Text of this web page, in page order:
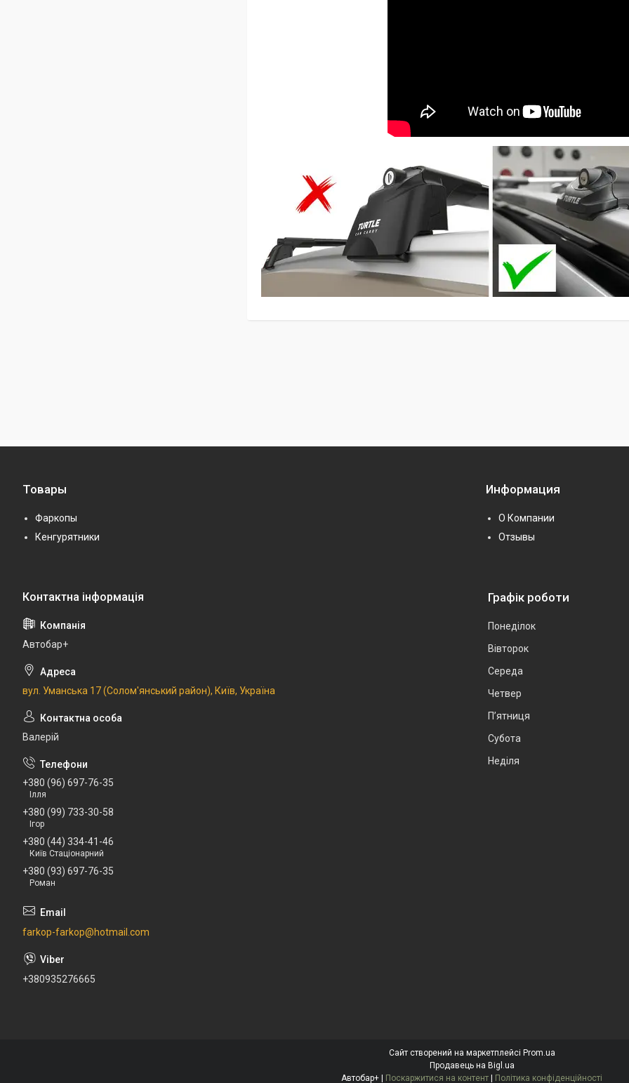
Товары
Фаркопы
Кенгурятники
Информация
О Компании
Отзывы
Автобар+
вул. Уманська 17 (Солом'янський район), Київ, Україна
Валерій
+380 (96) 697-76-35
Ілля
+380 (99) 733-30-58
Ігор
+380 (44) 334-41-46
Київ Стаціонарний
+380 (93) 697-76-35
Роман
farkop-farkop@hotmail.com
+380935276665
Графік роботи
Понеділок
Вівторок
Середа
Четвер
Пʼятниця
Субота
Неділя
Сайт створений на маркетплейсі Prom.ua
Продавець на Bigl.ua
Автобар+ | Поскаржитися на контент | Політика конфіденційності